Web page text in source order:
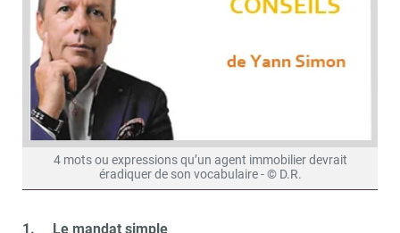
4 mots ou expressions qu’un agent immobilier devrait
éradiquer de son vocabulaire - © D.R.
1. Le mandat simple